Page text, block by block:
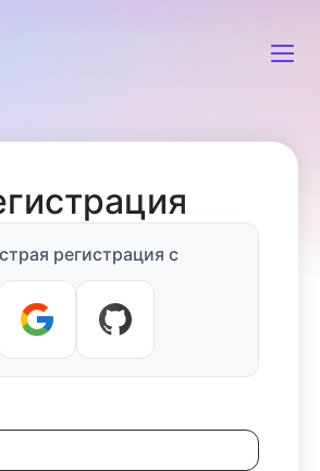
регистрация с